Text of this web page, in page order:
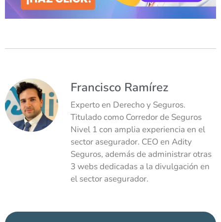
Francisco Ramírez
Experto en Derecho y Seguros.
Titulado como Corredor de Seguros
Nivel 1 con amplia experiencia en el
sector asegurador. CEO en Adity
Seguros, además de administrar otras
3 webs dedicadas a la divulgación en
el sector asegurador.